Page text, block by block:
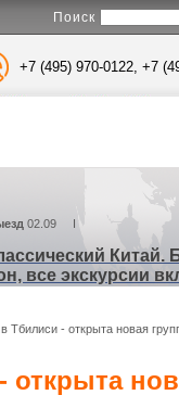
Поиск
+7 (495) 970-0122, +7
02.09 I
Китай.
все экскурсии
Тбилиси - открыта новая